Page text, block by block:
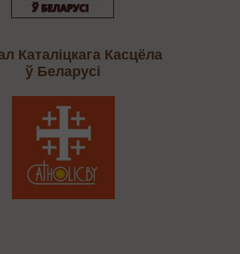
Каталіцкага Касцёла
ў Беларусі